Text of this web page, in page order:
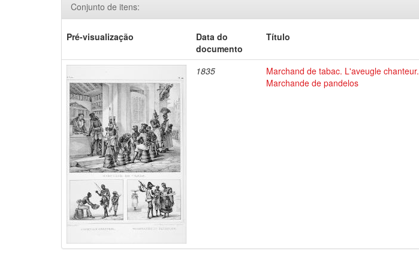
Conjunto de itens:
Pré-visualização
Data do
documento
Título
1835
Marchand de tabac. L'aveugle chanteur.
Marchande de pandelos